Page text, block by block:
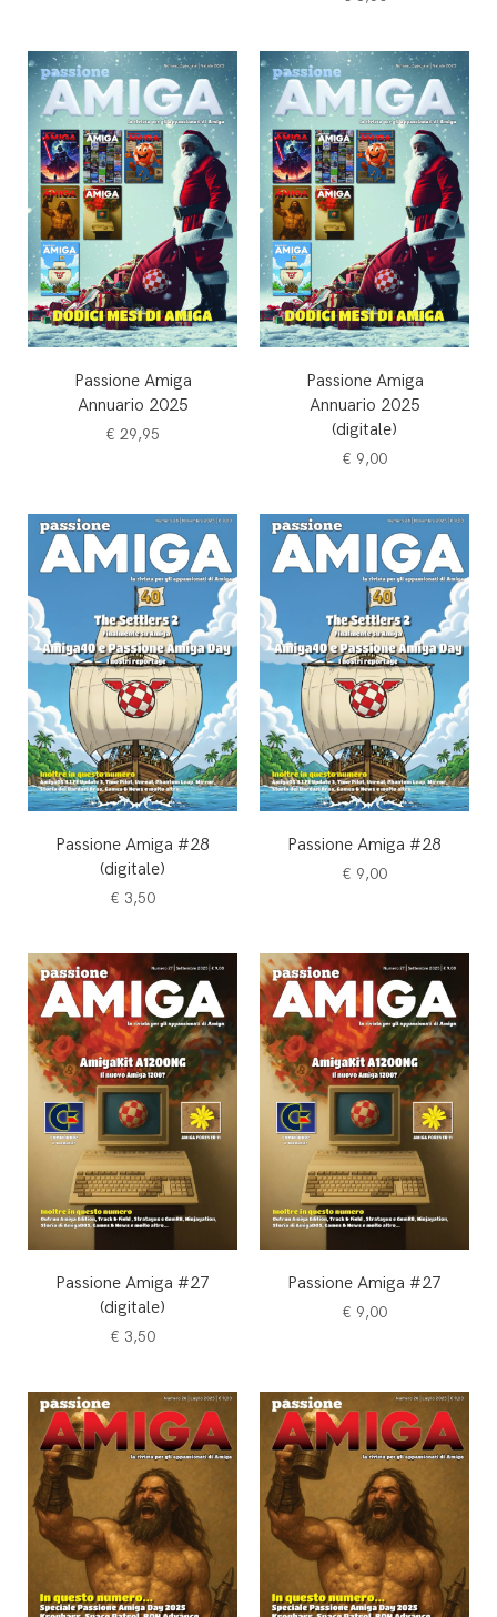
Passione Amiga
Annuario 2025
€ 29,95
Passione Amiga
Annuario 2025
(digitale)
€ 9,00
Passione Amiga #28
(digitale)
€ 3,50
Passione Amiga #28
€ 9,00
Passione Amiga #27
(digitale)
€ 3,50
Passione Amiga #27
€ 9,00